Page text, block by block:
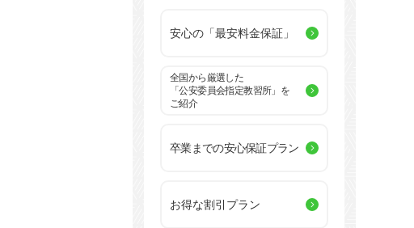
安心の「最安料金保証」
全国から厳選した
「公安委員会指定教習所」を
ご紹介
卒業までの安心保証プラン
お得な割引プラン